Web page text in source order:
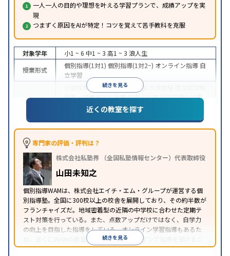
一人一人の目的や理想を叶える学習プランで、成績アップを実
現
つまずく原因をAIが特定！コツを覚えて苦手教科を克服
続きを見る
対象学年 小1 ~ 6 中1 ~ 3 高1 ~ 3 浪人生
授業形式
個別指導(1対1) 個別指導(1対2~) オンライン指導 自
立学習
小学校受験 中学受験 高校受験
授業・定期テスト対策内申点対策学習習慣の定着
総合型選抜(旧AO)対策推薦入試対策
数学特化
特徴
中高一貫校生に対応
応
1科目から受講可能
※2023年3月調査。小学校高学年の個別指導塾アンケート調査方法を参
近くの教室を探す
専門家の評価・評判は？
株式会社私塾界 （全国私塾情報センター）代表取締役
山田未知之
個別指導WAMは、株式会社エイチ・エム・グループが運営する個
別指導塾。全国に300校以上の校舎を展開しており、その約半数が
フランチャイズだ。地域密着型の近隣の中学校に合わせた定期テ
スト対策を行っている。また、点数アップだけではなく、自学力
の向上を目指した指導をしている。オンライン学習指導もあるた
め、近くにWAMの教室がなくても、オンラインで指導を受けるこ
とができる。
続きを見る